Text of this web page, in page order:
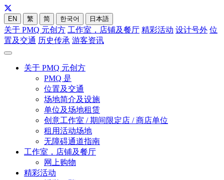
EN 繁 简 한국어 日本語
关于 PMQ 元创方 工作室，店铺及餐厅 精彩活动 设计号外 位
置及交通 历史传承 游客资讯
关于 PMQ 元创方
PMQ 是
位置及交通
场地简介及设施
单位及场地租赁
创意工作室 / 期间限定店 / 商店单位
租用活动场地
无障碍通道指南
工作室，店铺及餐厅
网上购物
精彩活动